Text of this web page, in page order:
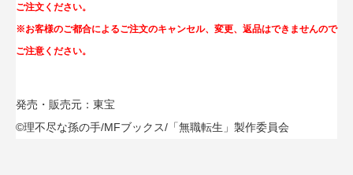
ご注文ください。
※お客様のご都合によるご注文のキャンセル、変更、返品はできませんので
ご注意ください。
発売・販売元：東宝
©理不尽な孫の手/MFブックス/「無職転生」製作委員会